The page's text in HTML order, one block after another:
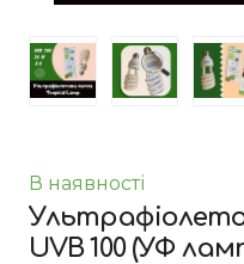
В наявності
UVB 100 (УФ